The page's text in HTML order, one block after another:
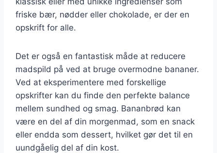
friske bær, nødder eller chokolade, er der en
opskrift for alle.
Det er også en fantastisk måde at reducere
madspild på ved at bruge overmodne bananer.
Ved at eksperimentere med forskellige
opskrifter kan du finde den perfekte balance
mellem sundhed og smag. Bananbrød kan
være en del af din morgenmad, som en snack
eller endda som dessert, hvilket gør det til en
uundgåelig del af din kost.